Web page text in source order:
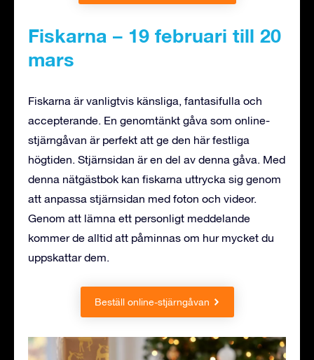
Fiskarna – 19 februari till 20
mars
Fiskarna är vanligtvis känsliga, fantasifulla och
accepterande. En genomtänkt gåva som online-
stjärngåvan är perfekt att ge den här festliga
högtiden. Stjärnsidan är en del av denna gåva. Med
denna nätgästbok kan fiskarna uttrycka sig genom
att anpassa stjärnsidan med foton och videor.
Genom att lämna ett personligt meddelande
kommer de alltid att påminnas om hur mycket du
uppskattar dem.
Beställ online-stjärngåvan